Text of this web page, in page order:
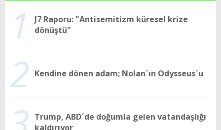
1
J7 Raporu: "Antisemitizm küresel krize
dönüştü"
2 Kendine dönen adam; Nolan´ın Odysseus´u
Trump, ABD´de doğumla gelen vatandaşlığı
kaldırıyor